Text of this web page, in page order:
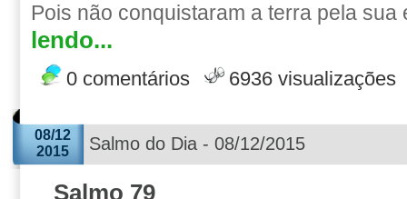
Pois não conquistaram a terra pela
lendo...
0 comentários 6936 visualizações
08/12
2015
Salmo do Dia - 08/12/2015
Salmo 79